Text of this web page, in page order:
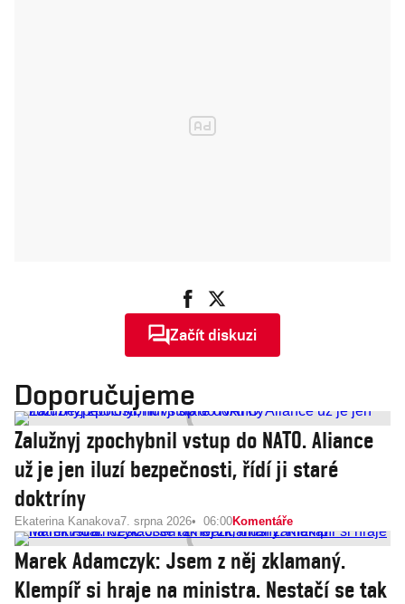
Začít diskuzi
Doporučujeme
Zalužnyj zpochybnil vstup do NATO. Aliance
už je jen iluzí bezpečnosti, řídí ji staré
doktríny
Ekaterina Kanakova7. srpna 2026 06:00Komentáře
Marek Adamczyk: Jsem z něj zklamaný.
Klempíř si hraje na ministra. Nestačí se tak